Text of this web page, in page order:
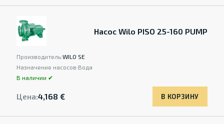
Насос Wilo PISO 25-160 PUMP
Производитель:WILO SE
Назначение насосов:Вода
В наличии ✔
Цена:4,168 € В КОРЗИНУ